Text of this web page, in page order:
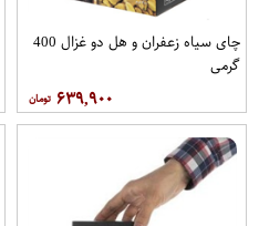
چای سیاه زعفران و هل دو غزال 400
گرمی
۶۳۹,۹۰۰